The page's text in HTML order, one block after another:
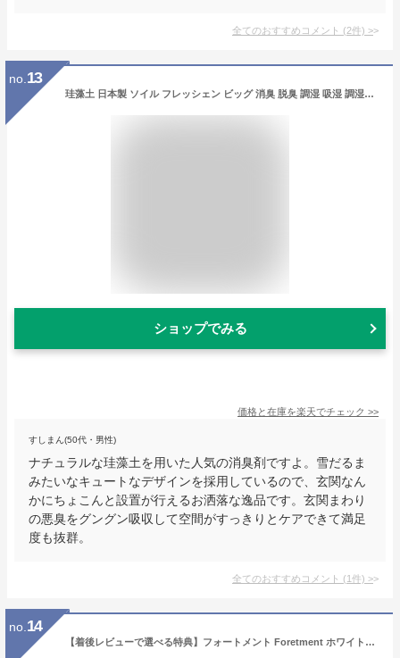
全てのおすすめコメント (2件) >
no. 13
珪藻土 日本製 ソイル フレッシェン ビッグ 消臭 脱臭 調湿 吸湿 調湿脱臭剤 乾燥剤 脱臭剤 吸湿剤 炭 玄関 防臭 シューズクローク 湿気 靴箱 匂い 臭い トイレ 洗面所 オブジェ おしゃれ かわいい フレッシェンビッグ JIS-L423【ポイント10倍】［ soil FRESHEN BIG ］
ショップでみる
価格と在庫を楽天でチェック >>
すしまん(50代・男性)
ナチュラルな珪藻土を用いた人気の消臭剤ですよ。雪だるま
みたいなキュートなデザインを採用しているので、玄関なん
かにちょこんと設置が行えるお洒落な逸品です。玄関まわり
の悪臭をグングン吸収して空間がすっきりとケアできて満足
度も抜群。
全てのおすすめコメント (1件) >
no. 14
【着後レビューで選べる特典】フォートメント Foretment ホワイトセージ ボトル WHITE SAGE BOTTLE 瓶 浄化用 お香 芳香剤 おしゃれ 部屋 玄関 ディフューザー ナチュラル フレグランス 天然ハーブ 国産 日本産